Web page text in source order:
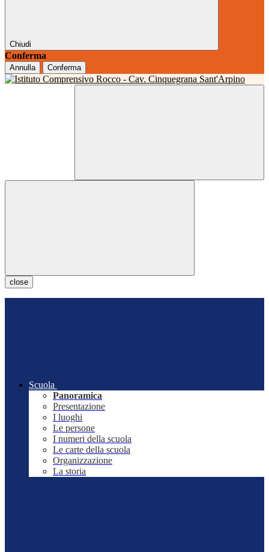
Chiudi
Conferma
Annulla Conferma
close
Scuola
Panoramica
Presentazione
I luoghi
Le persone
I numeri della scuola
Le carte della scuola
Organizzazione
La storia